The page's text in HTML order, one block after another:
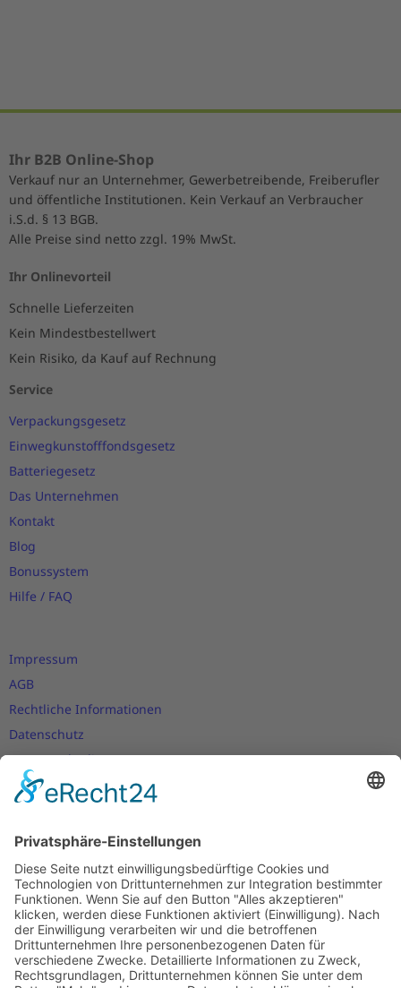
Ihr B2B Online-Shop
Verkauf nur an Unternehmer, Gewerbetreibende, Freiberufler
und öffentliche Institutionen. Kein Verkauf an Verbraucher
i.S.d. § 13 BGB.
Alle Preise sind netto zzgl. 19% MwSt.
Ihr Onlinevorteil
Schnelle Lieferzeiten
Kein Mindestbestellwert
Kein Risiko, da Kauf auf Rechnung
Service
Verpackungsgesetz
Einwegkunstofffondsgesetz
Batteriegesetz
Das Unternehmen
Kontakt
Blog
Bonussystem
Hilfe / FAQ
Impressum
AGB
Rechtliche Informationen
Datenschutz
Nutzungsbedingungen
Versand- und Zahlungsbedingungen
Cookie-Einstellungen
Newsletter
Verpassen Sie keine Neuigkeiten,
Angebote und Gutscheine!
Jetzt anmelden und10 EUR Gutscheinsichern!